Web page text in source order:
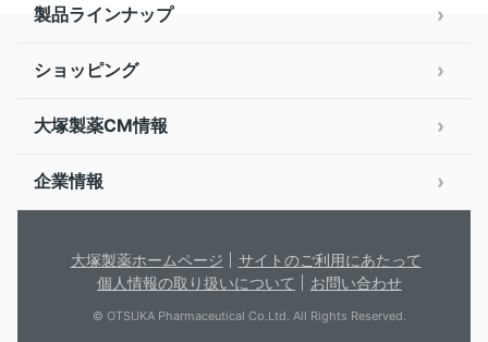
製品ラインナップ
ショッピング
大塚製薬CM情報
企業情報
大塚製薬ホームページ
サイトのご利用にあたって
個人情報の取り扱いについて
お問い合わせ
© OTSUKA Pharmaceutical Co.Ltd. All Rights Reserved.